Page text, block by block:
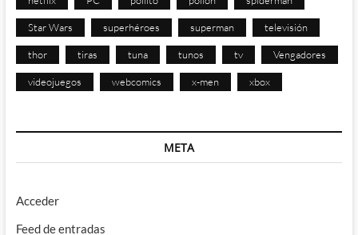
Star Wars superhéroes superman televisión
thor tiras tuna tunos tv Vengadores
videojuegos webcomics x-men xbox
META
Acceder
Feed de entradas